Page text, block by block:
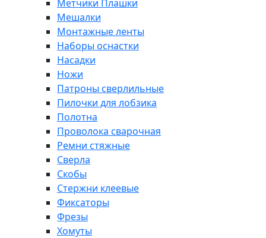
Метчики Плашки
Мешалки
Монтажные ленты
Наборы оснастки
Насадки
Ножи
Патроны сверлильные
Пилочки для лобзика
Полотна
Проволока сварочная
Ремни стяжные
Сверла
Скобы
Стержни клеевые
Фиксаторы
Фрезы
Хомуты